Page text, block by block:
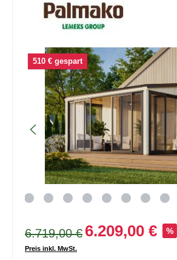
Bildergalerie überspringen
510 € gespart
6.719,00 € 6.209,00 € %
Preis inkl. MwSt.